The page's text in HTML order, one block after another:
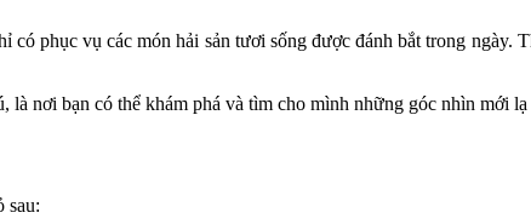
có phục vụ các món hải sản tươi sống được đánh bắt trong ngày.
nơi bạn có thể khám phá và tìm cho mình những góc nhìn mới lạ
sau: